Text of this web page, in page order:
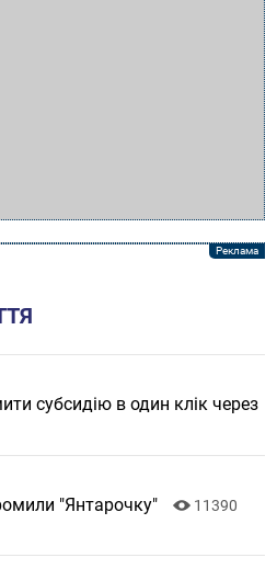
субсидію в один клік через
"Янтарочку"
11390